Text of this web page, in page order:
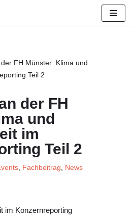
FH Münster: Klima und
Teil 2
der FH
und
im
Teil 2
, Fachbeitrag, News